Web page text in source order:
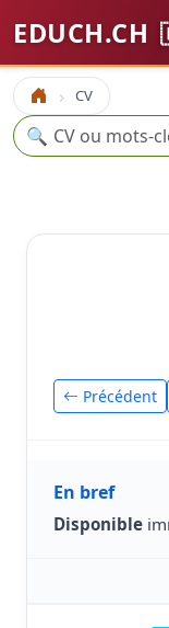
EDUCH.CH
Accueil CV
Recherche
🔍
Précédent
En bref
Disponible